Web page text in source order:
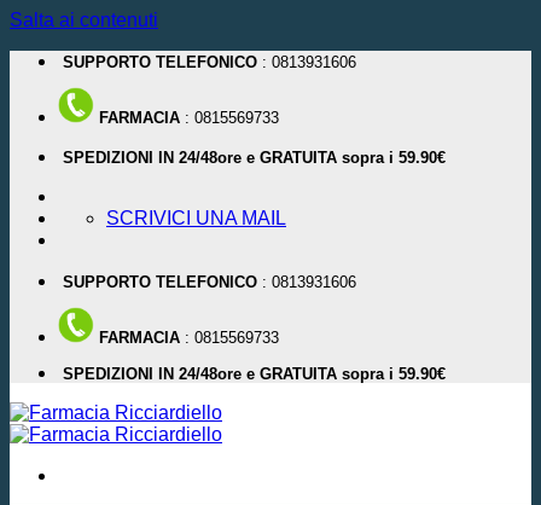
Salta ai contenuti
SUPPORTO TELEFONICO : 0813931606
FARMACIA : 0815569733
SPEDIZIONI IN 24/48ore e GRATUITA sopra i 59.90€
SCRIVICI UNA MAIL
SUPPORTO TELEFONICO : 0813931606
FARMACIA : 0815569733
SPEDIZIONI IN 24/48ore e GRATUITA sopra i 59.90€